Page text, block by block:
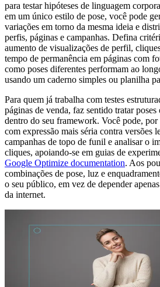
para testar hipóteses de linguagem
em um único estilo de pose, você pode
variações em torno da mesma ideia e
perfis, páginas e campanhas. Defina
aumento de visualizações de perfil,
tempo de permanência em páginas com
como poses diferentes performam ao
usando um caderno simples ou planilha
Para quem já trabalha com testes
páginas de venda, faz sentido tratar
dentro do seu framework. Você pode, por
com expressão mais séria contra versões
campanhas de topo de funil e analisar o
cliques, apoiando-se em guias de
Google Optimize documentation. Aos
combinações de pose, luz e
o seu público, em vez de depender
da internet.